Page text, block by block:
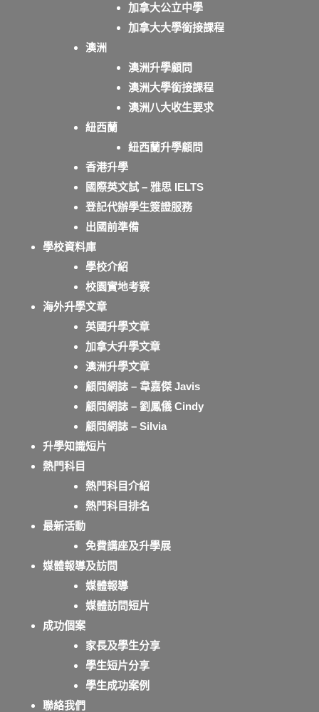
加拿大公立中學
加拿大大學銜接課程
澳洲
澳洲升學顧問
澳洲大學銜接課程
澳洲八大收生要求
紐西蘭
紐西蘭升學顧問
香港升學
國際英文試 – 雅思 IELTS
登記代辦學生簽證服務
出國前準備
學校資料庫
學校介紹
校園實地考察
海外升學文章
英國升學文章
加拿大升學文章
澳洲升學文章
顧問網誌 – 韋嘉傑 Javis
顧問網誌 – 劉鳳儀 Cindy
顧問網誌 – Silvia
升學知識短片
熱門科目
熱門科目介紹
熱門科目排名
最新活動
免費講座及升學展
媒體報導及訪問
媒體報導
媒體訪問短片
成功個案
家長及學生分享
學生短片分享
學生成功案例
聯絡我們